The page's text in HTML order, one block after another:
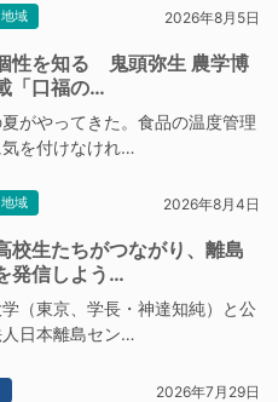
域 2026年8月5日
性を知る 鬼頭弥生 農学博
「口福の…
がやってきた。食品の温度管理
を付けなけれ…
域 2026年8月4日
校生たちがつながり、離島
発信しよう…
（東京、学長・神達知純）と公
日本離島セン…
2026年7月29日